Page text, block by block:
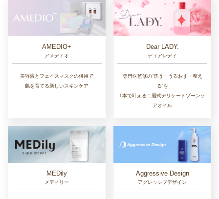
AMEDIO+
アメディオ
美容液とフェイスマスクの併用で
肌を育てる新しいスキンケア
Dear LADY.
ディアレディ
専門医監修の“洗う・うるおす・整え
る”を
1本で叶える二層式デリケートゾーンケ
アオイル
MEDily
メディリー
Aggressive Design
アグレッシブデザイン